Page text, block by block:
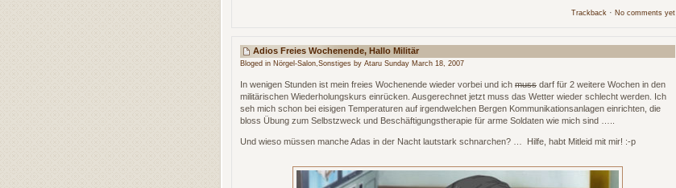
Trackback · No comments yet
Adios Freies Wochenende, Hallo Militär
Bloged in Nörgel-Salon,Sonstiges by Ataru Sunday March 18, 2007
In wenigen Stunden ist mein freies Wochenende wieder vorbei und ich muss darf für 2 weitere Wochen in den
militärischen Wiederholungskurs einrücken. Ausgerechnet jetzt muss das Wetter wieder schlecht werden. Ich
seh mich schon bei eisigen Temperaturen auf irgendwelchen Bergen Kommunikationsanlagen einrichten, die
bloss Übung zum Selbstzweck und Beschäftigungstherapie für arme Soldaten wie mich sind …..
Und wieso müssen manche Adas in der Nacht lautstark schnarchen? … Hilfe, habt Mitleid mit mir! :-p